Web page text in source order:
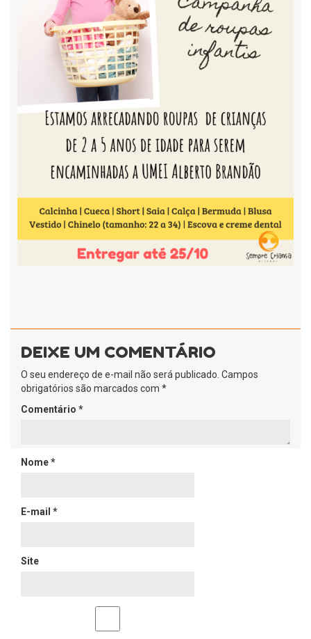
DEIXE UM COMENTÁRIO
O seu endereço de e-mail não será publicado. Campos
obrigatórios são marcados com *
Comentário *
Nome*
E-mail *
Site